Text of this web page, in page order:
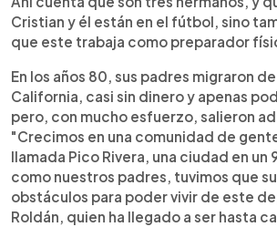
Cristian y él están en el fútbol, sino
que este trabaja como preparador
En los años 80, sus padres migraron
California, casi sin dinero y apenas
pero, con mucho esfuerzo, salieron
"Crecimos en una comunidad de
llamada Pico Rivera, una ciudad en un
como nuestros padres, tuvimos que
obstáculos para poder vivir de este
Roldán, quien ha llegado a ser hasta